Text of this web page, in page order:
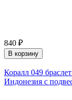
840 ₽
В корзину
Коралл 049
Индонезия с